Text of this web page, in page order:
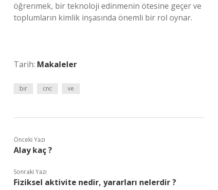
öğrenmek, bir teknoloji edinmenin ötesine geçer ve
toplumların kimlik inşasında önemli bir rol oynar.
Tarih: Makaleler
bir cnc ve
Önceki Yazı
Alay kaç ?
Sonraki Yazı
Fiziksel aktivite nedir, yararları nelerdir ?